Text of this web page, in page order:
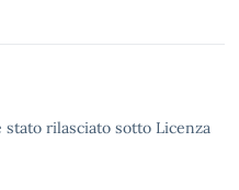
rilasciato sotto Licenza